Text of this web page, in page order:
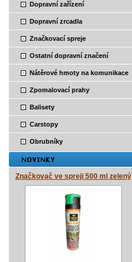
Dopravní zařízení
Dopravní zrcadla
Značkovací spreje
Ostatní dopravní značení
Nátěrové hmoty na komunikace
Zpomalovací prahy
Balisety
Carstopy
Obrubníky
Značkovač ve spreji 500 ml zelený